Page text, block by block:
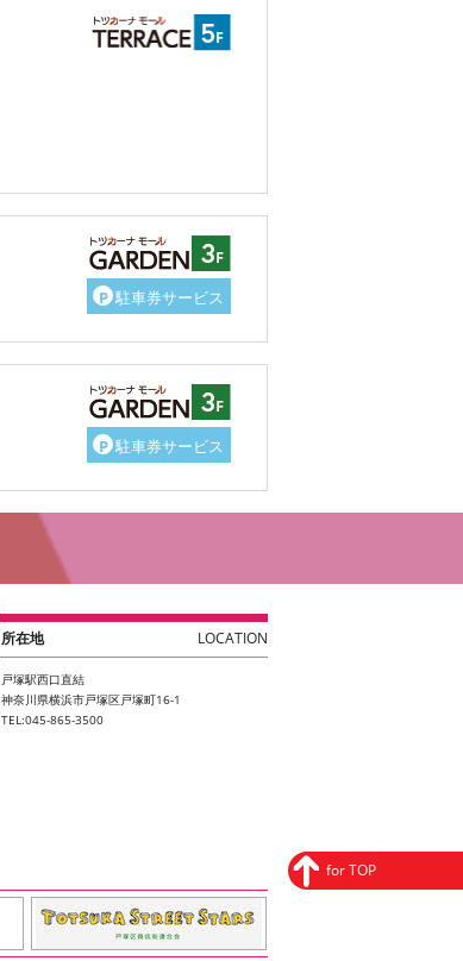
P 駐車券サービス
P 駐車券サービス
所在地 LOCATION
戸塚駅西口直結
神奈川県横浜市戸塚区戸塚町16-1
TEL:045-865-3500
for TOP